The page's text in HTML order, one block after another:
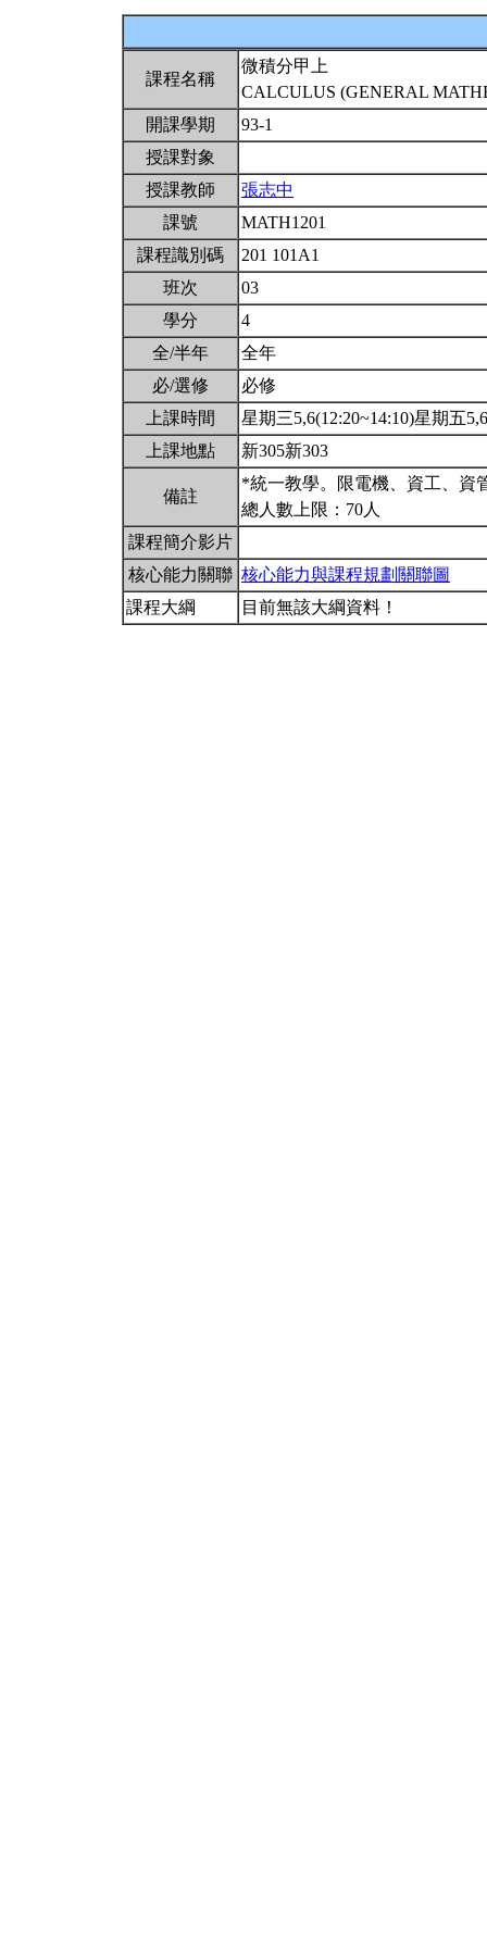
課程名稱
微積分甲上
CALCULUS (GENERAL
開課學期
93-1
授課對象
授課教師
張志中
課號
MATH1201
課程識別碼
201 101A1
班次
03
學分
4
全/半年
全年
必/選修
必修
上課時間
星期三5,6(12:20~14:10)星期五
上課地點
新305新303
備註
*統一教學。限電機、資工、資
總人數上限：70人
課程簡介影片
核心能力關聯 核心能力與課程規劃關聯圖
課程大綱
目前無該大綱資料！